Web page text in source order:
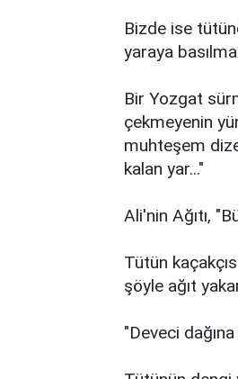
Bizde ise
yaraya
Bir Yozgat
çekmeyenin
muhteşem
kalan yar..."
Ali'nin Ağıtı,
Tütün
şöyle ağıt
"Deveci